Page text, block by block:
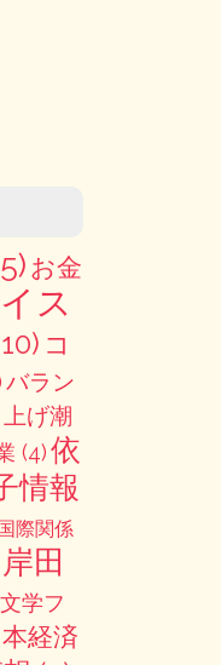
お金
ス
コ
バラン
上げ潮
(4)依
情報
際関係
岸田
文学フ
経済